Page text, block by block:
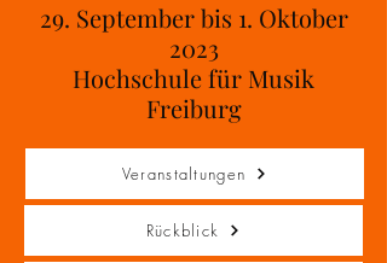
29. September bis 1. Oktober
2023
Hochschule für Musik
Freiburg
Veranstaltungen
Rückblick